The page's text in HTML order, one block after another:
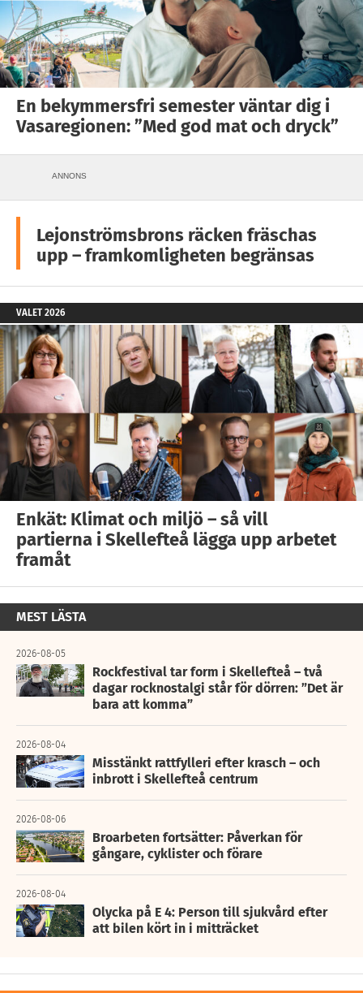
En bekymmersfri semester väntar dig i
Vasaregionen: ”Med god mat och dryck”
ANNONS
Lejonströmsbrons räcken fräschas
upp – framkomligheten begränsas
VALET 2026
Enkät: Klimat och miljö – så vill
partierna i Skellefteå lägga upp arbetet
framåt
MEST LÄSTA
2026-08-05
Rockfestival tar form i Skellefteå – två
dagar rocknostalgi står för dörren: ”Det är
bara att komma”
2026-08-04
Misstänkt rattfylleri efter krasch – och
inbrott i Skellefteå centrum
2026-08-06
Broarbeten fortsätter: Påverkan för
gångare, cyklister och förare
2026-08-04
Olycka på E 4: Person till sjukvård efter
att bilen kört in i mitträcket